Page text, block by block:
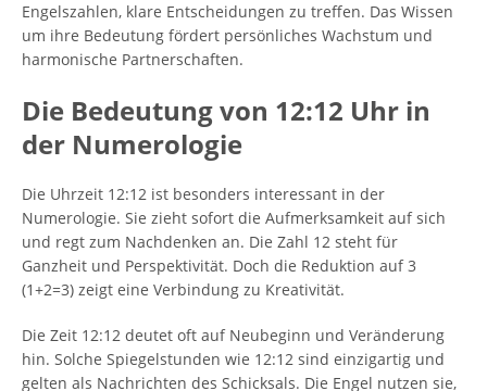
Engelszahlen, klare Entscheidungen zu treffen. Das Wissen
um ihre Bedeutung fördert persönliches Wachstum und
harmonische Partnerschaften.
Die Bedeutung von 12:12 Uhr in
der Numerologie
Die Uhrzeit 12:12 ist besonders interessant in der
Numerologie. Sie zieht sofort die Aufmerksamkeit auf sich
und regt zum Nachdenken an. Die Zahl 12 steht für
Ganzheit und Perspektivität. Doch die Reduktion auf 3
(1+2=3) zeigt eine Verbindung zu Kreativität.
Die Zeit 12:12 deutet oft auf Neubeginn und Veränderung
hin. Solche Spiegelstunden wie 12:12 sind einzigartig und
gelten als Nachrichten des Schicksals. Die Engel nutzen sie,